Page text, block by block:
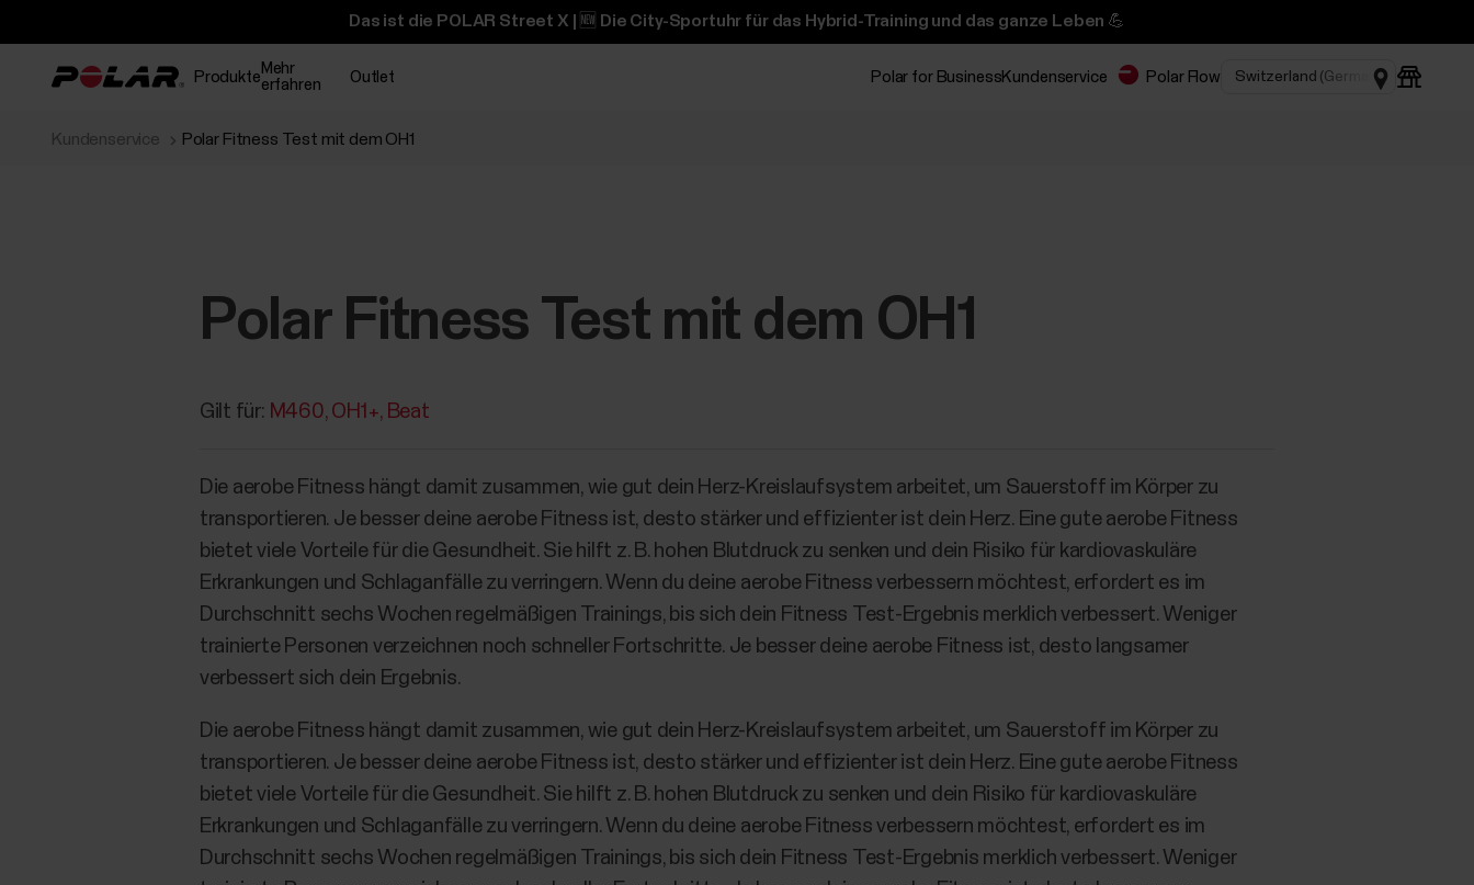
Das ist die POLAR Street X | 🆕 Die City-Sportuhr für das Hybrid-Training und das ganze Leben 💪
Produkte Mehr
erfahren
Outlet Polar for BusinessKundenservice Polar Flow
Kundenservice Polar Fitness Test mit dem OH1
Polar Fitness Test mit dem OH1
Gilt für: M460 OH1+ Beat
Die aerobe Fitness hängt damit zusammen, wie gut dein Herz-Kreislaufsystem arbeitet, um Sauerstoff im Körper zu
transportieren. Je besser deine aerobe Fitness ist, desto stärker und effizienter ist dein Herz. Eine gute aerobe Fitness
bietet viele Vorteile für die Gesundheit. Sie hilft z. B. hohen Blutdruck zu senken und dein Risiko für kardiovaskuläre
Erkrankungen und Schlaganfälle zu verringern. Wenn du deine aerobe Fitness verbessern möchtest, erfordert es im
Durchschnitt sechs Wochen regelmäßigen Trainings, bis sich dein Fitness Test-Ergebnis merklich verbessert. Weniger
trainierte Personen verzeichnen noch schneller Fortschritte. Je besser deine aerobe Fitness ist, desto langsamer
verbessert sich dein Ergebnis.
Die aerobe Fitness hängt damit zusammen, wie gut dein Herz-Kreislaufsystem arbeitet, um Sauerstoff im Körper zu
transportieren. Je besser deine aerobe Fitness ist, desto stärker und effizienter ist dein Herz. Eine gute aerobe Fitness
bietet viele Vorteile für die Gesundheit. Sie hilft z. B. hohen Blutdruck zu senken und dein Risiko für kardiovaskuläre
Erkrankungen und Schlaganfälle zu verringern. Wenn du deine aerobe Fitness verbessern möchtest, erfordert es im
Durchschnitt sechs Wochen regelmäßigen Trainings, bis sich dein Fitness Test-Ergebnis merklich verbessert. Weniger